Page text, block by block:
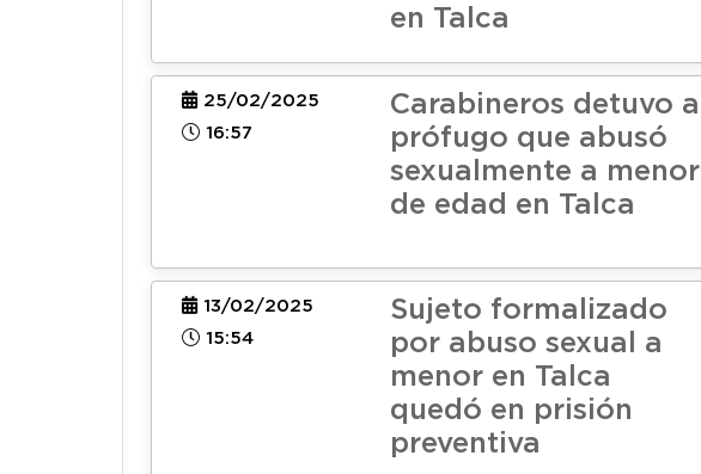
en Talca
25/02/2025
16:57
Carabineros detuvo a
prófugo que abusó
sexualmente a menor
de edad en Talca
13/02/2025
15:54
Sujeto formalizado
por abuso sexual a
menor en Talca
quedó en prisión
preventiva